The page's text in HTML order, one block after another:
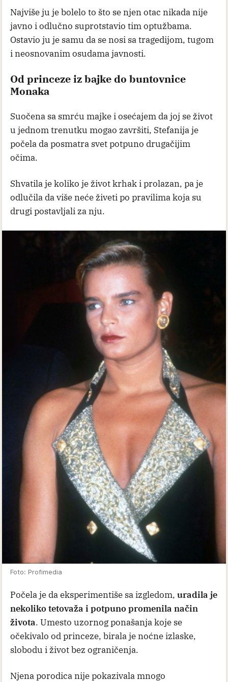
Najviše ju je bolelo to što se njen otac nikada nije
javno i odlučno suprotstavio tim optužbama.
Ostavio ju je samu da se nosi sa tragedijom, tugom
i neosnovanim osudama javnosti.
Od princeze iz bajke do buntovnice
Monaka
Suočena sa smrću majke i osećajem da joj se život
u jednom trenutku mogao završiti, Stefanija je
počela da posmatra svet potpuno drugačijim
očima.
Shvatila je koliko je život krhak i prolazan, pa je
odlučila da više neće živeti po pravilima koja su
drugi postavljali za nju.
Foto: Profimedia
Počela je da eksperimentiše sa izgledom, uradila je
nekoliko tetovaža i potpuno promenila način
života. Umesto uzornog ponašanja koje se
očekivalo od princeze, birala je noćne izlaske,
slobodu i život bez ograničenja.
Njena porodica nije pokazivala mnogo